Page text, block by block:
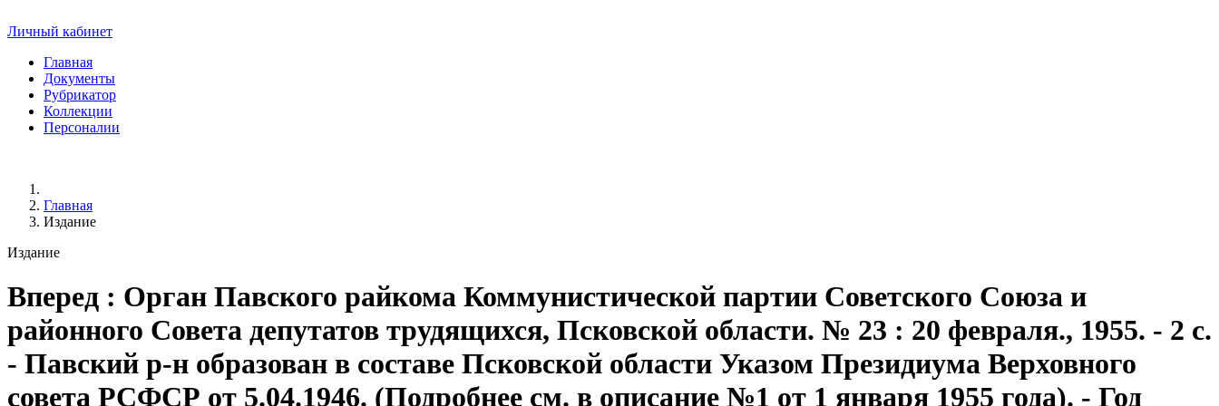
Личный кабинет
Главная
Документы
Рубрикатор
Коллекции
Персоналии
Главная
Издание
Издание
Вперед : Орган Павского райкома Коммунистической партии Советского Союза и
районного Совета депутатов трудящихся, Псковской области. № 23 : 20 февраля., 1955. - 2 с.
- Павский р-н образован в составе Псковской области Указом Президиума Верховного
совета РСФСР от 5.04.1946. (Подробнее см. в описание №1 от 1 января 1955 года). - Год